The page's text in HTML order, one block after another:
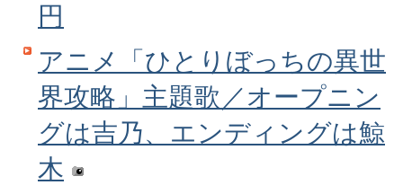
円
アニメ「ひとりぼっちの異世
界攻略」主題歌／オープニン
グは吉乃、エンディングは鯨
木